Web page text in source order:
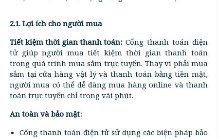
2.1. Lợi ích cho người mua
Tiết kiệm thời gian thanh toán: Cổng thanh toán điện
tử giúp người mua tiết kiệm thời gian thanh toán
trong quá trình mua sắm trực tuyến. Thay vì phải mua
sắm tại cửa hàng vật lý và thanh toán bằng tiền mặt,
người mua có thể dễ dàng mua hàng online và thanh
toán trực tuyến chỉ trong vài phút.
An toàn và bảo mật:
Cổng thanh toán điện tử sử dụng các biện pháp bảo